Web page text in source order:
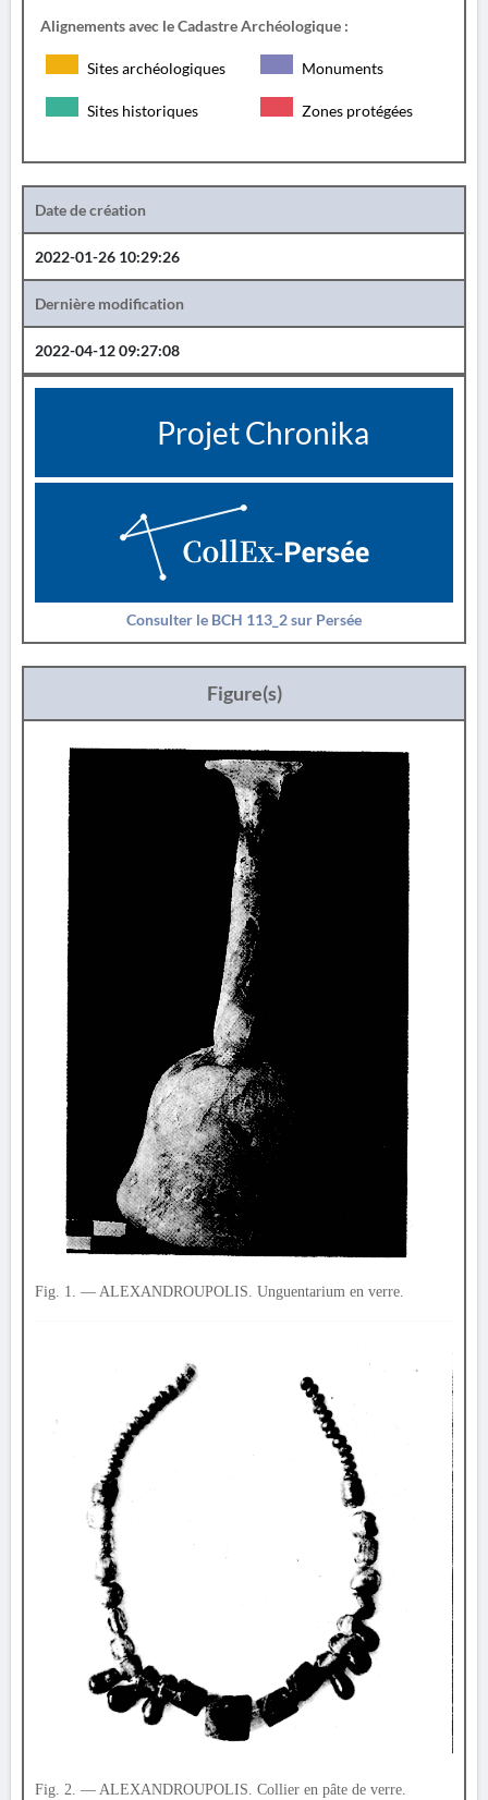
Alignements avec le Cadastre Archéologique :
Sites archéologiques Monuments
Sites historiques Zones protégées
Date de création
2022-01-26 10:29:26
Dernière modification
2022-04-12 09:27:08
Projet Chronika
Consulter le BCH 113_2 sur Persée
Figure(s)
Fig. 1. — ALEXANDROUPOLIS. Unguentarium en verre.
Fig. 2. — ALEXANDROUPOLIS. Collier en pâte de verre.